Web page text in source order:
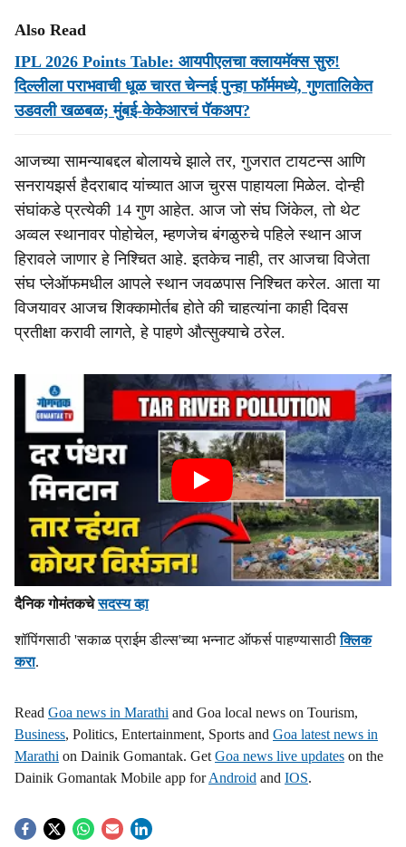
Also Read
IPL 2026 Points Table: आयपीएलचा क्लायमॅक्स सुरु!
दिल्लीला पराभवाची धूळ चारत चेन्नई पुन्हा फॉर्ममध्ये, गुणतालिकेत
उडवली खळबळ; मुंबई-केकेआरचं पॅकअप?
आजच्या सामन्याबद्दल बोलायचे झाले तर, गुजरात टायटन्स आणि
सनरायझर्स हैदराबाद यांच्यात आज चुरस पाहायला मिळेल. दोन्ही
संघांकडे प्रत्येकी 14 गुण आहेत. आज जो संघ जिंकेल, तो थेट
अव्वल स्थानावर पोहोचेल, म्हणजेच बंगळुरुचे पहिले स्थान आज
हिरावले जाणार हे निश्चित आहे. इतकेच नाही, तर आजचा विजेता
संघ प्लेऑफमधील आपले स्थान जवळपास निश्चित करेल. आता या
विजयावर आजच शिक्कामोर्तब होते की चाहत्यांना काही दिवस
प्रतीक्षा करावी लागते, हे पाहणे औत्सुक्याचे ठरेल.
दैनिक गोमंतकचेसदस्य व्हा
शॉपिंगसाठी 'सकाळ प्राईम डील्स'च्या भन्नाट ऑफर्स पाहण्यासाठीक्लिक
करा.
Read Goa news in Marathi and Goa local news on Tourism,
Business, Politics, Entertainment, Sports and Goa latest news in
Marathi on Dainik Gomantak. Get Goa news live updates on the
Dainik Gomantak Mobile app forAndroid and IOS.